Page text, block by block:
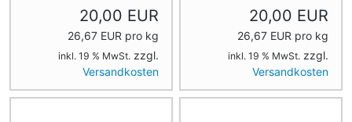
20,00 EUR
26,67 EUR pro kg
inkl. 19 % MwSt. zzgl.
Versandkosten
20,00 EUR
26,67 EUR pro kg
inkl. 19 % MwSt. zzgl.
Versandkosten